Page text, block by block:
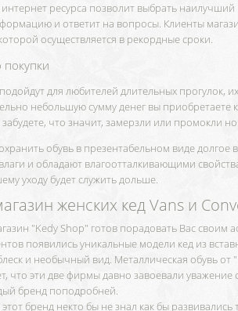
ресурса позволит выбрать
и ответит на вопросы. Клиенты
осуществляется в рекордные сроки.
подойдут для любителей длительных прогулок,
небольшую сумму денег вы
что значит, замерзли или промокли
обувь в презентабельном виде
и обладают влагоотталкивающими
уходу будет служить дольше.
женских кед Vans и
"Kedy Shop" готов порадовать Вас своим
появились уникальные модели кед из
и необычный вид. Металлическая обувь
что эти две фирмы давно завоевали
бренд поподробней.
бренд некто бы не знал как бы